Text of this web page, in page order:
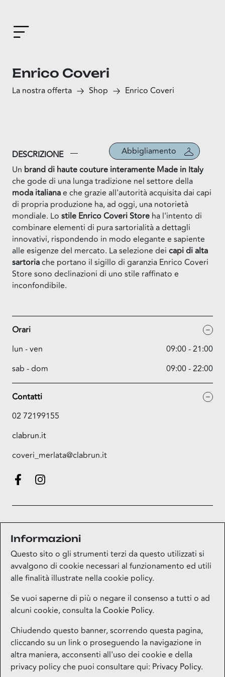
Enrico Coveri
La nostra offerta Shop Enrico Coveri
Abbigliamento
DESCRIZIONE
Un brand di haute couture interamente Made in Italy
che gode di una lunga tradizione nel settore della
moda italianae che grazie all'autorità acquisita dai capi
di propria produzione ha, ad oggi, una notorietà
mondiale. Lo stile Enrico Coveri Store ha l'intento di
combinare elementi di pura sartorialità a dettagli
innovativi, rispondendo in modo elegante e sapiente
alle esigenze del mercato. La selezione dei capi di alta
sartoriache portano il sigillo di garanzia Enrico Coveri
Store sono declinazioni di uno stile raffinato e
inconfondibile.
Orari
lun - ven
09:00 - 21:00
sab - dom
09:00 - 22:00
Contatti
02 72199155
clabrun.it
coveri_merlata@clabrun.it
mappa
Informazioni
Questo sito o gli strumenti terzi da questo utilizzati si
avvalgono di cookie necessari al funzionamento ed utili
alle finalità illustrate nella cookie policy.
Se vuoi saperne di più o negare il consenso a tutti o ad
alcuni cookie, consulta laCookie Policy.
Chiudendo questo banner, scorrendo questa pagina,
cliccando su un link o proseguendo la navigazione in
altra maniera, acconsenti all'uso dei cookie e della
privacy policy che puoi consultare qui: Privacy Policy.
Contatti